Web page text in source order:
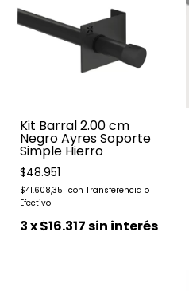
Kit Barral 2.00 cm
Negro Ayres Soporte
Simple Hierro
$48.951
$41.608,35
3x$16.317sin interés